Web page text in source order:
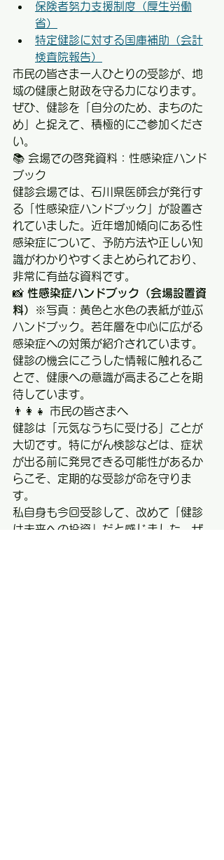
保険者努力支援制度（厚生労働
省）
特定健診に対する国庫補助（会計
検査院報告）
市民の皆さま一人ひとりの受診が、地
域の健康と財政を守る力になります。
ぜひ、健診を「自分のため、まちのた
め」と捉えて、積極的にご参加くださ
い。
📚 会場での啓発資料：性感染症ハンド
ブック
健診会場では、石川県医師会が発行す
る「性感染症ハンドブック」が設置さ
れていました。近年増加傾向にある性
感染症について、予防方法や正しい知
識がわかりやすくまとめられており、
非常に有益な資料です。
📸 性感染症ハンドブック（会場設置資
料）
※写真：黄色と水色の表紙が並ぶ
ハンドブック。若年層を中心に広がる
感染症への対策が紹介されています。
健診の機会にこうした情報に触れるこ
とで、健康への意識が高まることを期
待しています。
👨‍👩‍👧 市民の皆さまへ
健診は「元気なうちに受ける」ことが
大切です。特にがん検診などは、症状
が出る前に発見できる可能性があるか
らこそ、定期的な受診が命を守りま
す。
私自身も今回受診して、改めて「健診
は未来への投資」だと感じました。ぜ